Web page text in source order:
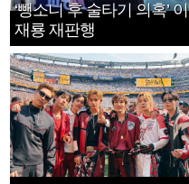
‘뺑소니 후 술타기 의혹’ 이
재룡 재판행